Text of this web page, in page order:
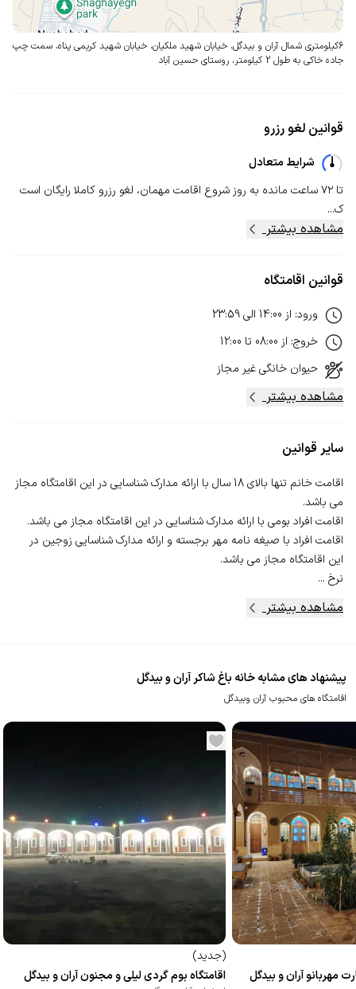
6کیلومتری شمال آران و بیدگل، خیابان شهید ملکیان، خیابان شهید کریمی پناه،
سمت چپ
جاده خاکی به طول 2 کیلومتر، روستای حسین آباد
قوانین لغو رزرو
شرایط متعادل
تا ۷۲ ساعت مانده به روز شروع اقامت مهمان، لغو رزرو کاملا رایگان است
ک...
مشاهده بیشتر
قوانین اقامتگاه
ورود: از 14:00 الی23:59
خروج: از 08:00 تا 12:00
حیوان خانگیغیر مجاز
مشاهده بیشتر
سایر قوانین
اقامت خانم تنها بالای 18 سال با ارائه مدارک شناسایی در این اقامتگاه مجاز
اقامت افراد با صیغه نامه مهر برجسته و ارائه مدارک شناسایی زوجین در
نرخ ...
مشاهده بیشتر
پیشنهاد های مشابه خانه باغ شاکر آران و بیدگل
اقامتگاه های محبوب آران وبیدگل
مهربانو آران و بیدگل
(جدید)
اقامتگاه بوم گردی لیلی و مجنون آران و بیدگل